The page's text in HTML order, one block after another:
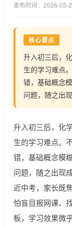
发布时间： 2026-05-
核心要点
升入初三后，
生的学习难点
错，基础概念
问题，随之出
升入初三后，化
生的学习难点。
错，基础概念模
问题，随之出现
近中考，家长既
怕盲目报网课、
板，学习效果微